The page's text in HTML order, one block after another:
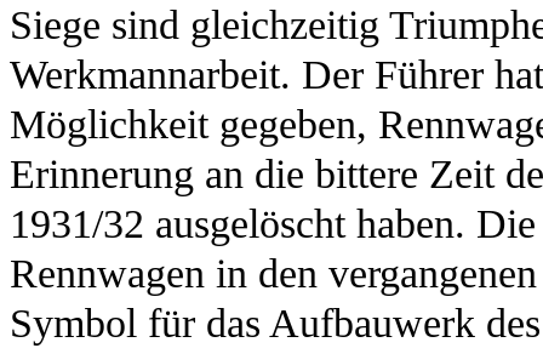
Siege sind gleichzeitig
Werkmannarbeit. Der Führer
Möglichkeit gegeben,
Erinnerung an die bittere Zeit
1931/32 ausgelöscht haben.
Rennwagen in den
Symbol für das Aufbauwerk